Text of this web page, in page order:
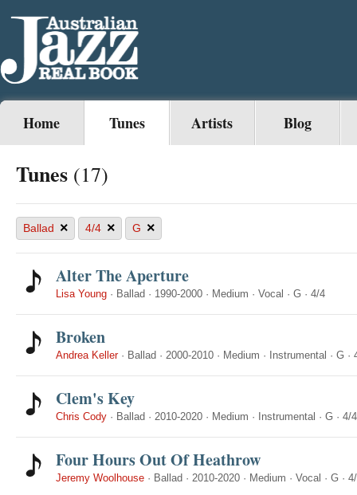
Home Tunes Artists Blog
Tunes (17)
Ballad × 4/4 × G ×
Alter The Aperture
Lisa Young · Ballad · 1990-2000 · Medium · Vocal · G · 4/4
Broken
Andrea Keller· Ballad · 2000-2010 · Medium · Instrumental · G ·
Clem's Key
Chris Cody · Ballad · 2010-2020 · Medium · Instrumental · G · 4/4
Four Hours Out Of Heathrow
Jeremy Woolhouse · Ballad · 2010-2020 · Medium · Vocal · G ·